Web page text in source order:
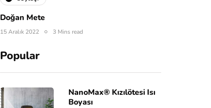
Doğan Mete
15 Aralık 2022 3 Mins read
Popular
NanoMax® Kızılötesi Isı
Boyası